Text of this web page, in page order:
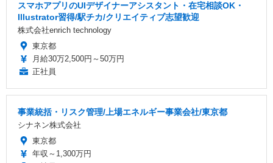
スマホアプリのUIデザイナーアシスタント・在宅相談OK・
Illustrator習得/駅チカ/クリエイティブ志望歓迎
株式会社enrich technology
東京都
月給30万2,500円～50万円
正社員
事業統括・リスク管理/上場エネルギー事業会社/東京都
シナネン株式会社
東京都
年収～1,300万円